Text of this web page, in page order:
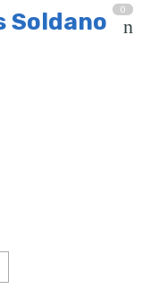
0